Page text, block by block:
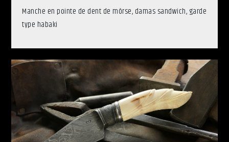
Manche en pointe de dent de môrse, damas sandwich, garde
type habaki